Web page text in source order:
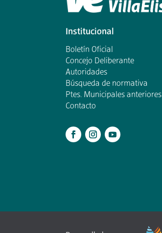
Institucional
Boletín Oficial
Concejo Deliberante
Autoridades
Búsqueda de normativa
Ptes. Municipales anteriores
Contacto